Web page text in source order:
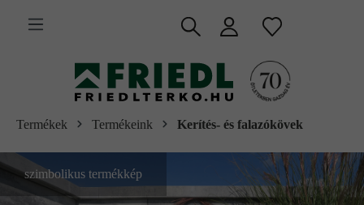
tartalomra
Termékek Termékeink Kerítés- és falazókövek
szimbolikus termékkép